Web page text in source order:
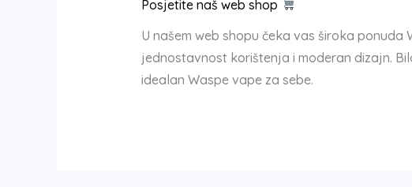
Posjetite naš web shop
U našem web shopu čeka vas široka
jednostavnost korištenja i moderan dizajn.
idealan Waspe vape za sebe.